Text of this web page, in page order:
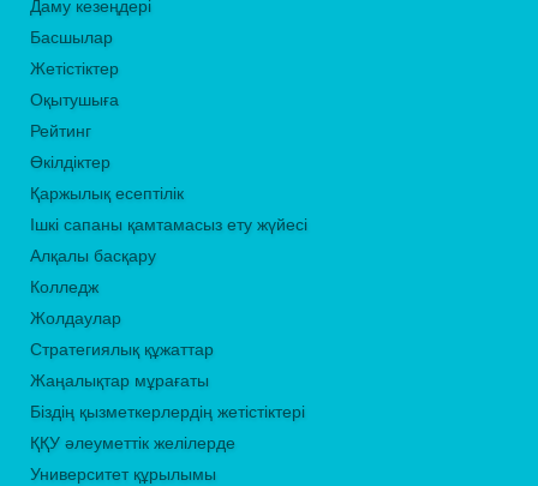
Даму кезеңдері
Басшылар
Жетістіктер
Оқытушыға
Рейтинг
Өкілдіктер
Қаржылық есептілік
Ішкі сапаны қамтамасыз ету жүйесі
Алқалы басқару
Колледж
Жолдаулар
Стратегиялық құжаттар
Жаңалықтар мұрағаты
Біздің қызметкерлердің жетістіктері
ҚҚУ әлеуметтік желілерде
Университет құрылымы